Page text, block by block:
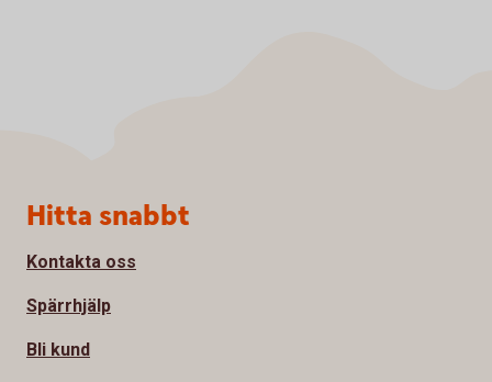
Sidfot
Hitta snabbt
Kontakta oss
Spärrhjälp
Bli kund